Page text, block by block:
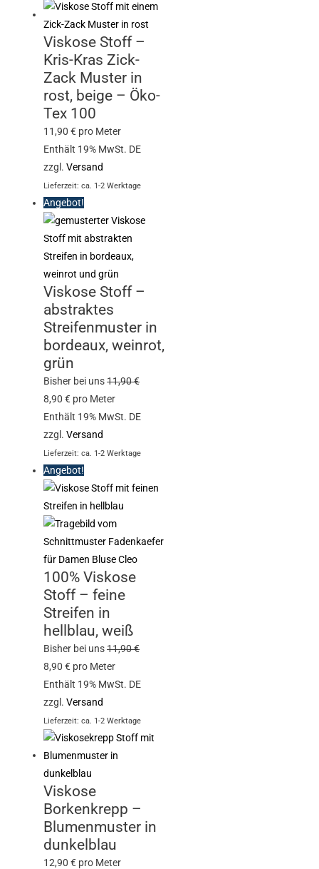
Viskose Stoff –
Kris-Kras Zick-
Zack Muster in
rost, beige – Öko-
Tex 100
11,90€ pro Meter
Enthält 19% MwSt. DE
zzgl.Versand
Lieferzeit: ca. 1-2 Werktage
Angebot!
Viskose Stoff –
abstraktes
Streifenmuster in
bordeaux, weinrot,
grün
Bisher bei uns11,90€
8,90€ pro Meter
Enthält 19% MwSt. DE
zzgl.Versand
Lieferzeit: ca. 1-2 Werktage
Angebot!
100% Viskose
Stoff – feine
Streifen in
hellblau, weiß
Bisher bei uns11,90€
8,90€ pro Meter
Enthält 19% MwSt. DE
zzgl.Versand
Lieferzeit: ca. 1-2 Werktage
Viskose
Borkenkrepp –
Blumenmuster in
dunkelblau
12,90€ pro Meter